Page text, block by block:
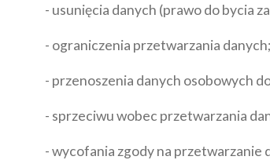
- usunięcia danych (prawo do bycia
- ograniczenia przetwarzania danych;
- przenoszenia danych osobowych
- sprzeciwu wobec przetwarzania
- wycofania zgody na przetwarzanie